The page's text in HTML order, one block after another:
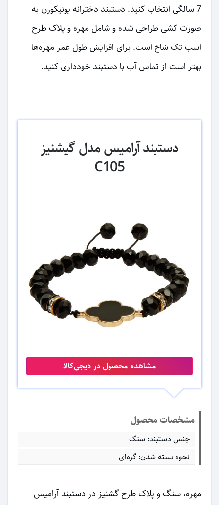
7 سالگی انتخاب کنید. دستبند دخترانه یونیکورن به
صورت کشی طراحی شده و شامل مهره و پلاک طرح
اسب تک شاخ است. برای افزایش طول عمر مهره‌ها
بهتر است از تماس آب با دستبند خودداری کنید.
دستبند آرامیس مدل گیشنیز
C105
مشاهده محصول در دیجی‌کالا
مشخصات محصول
جنس دستبند: سنگ
نحوه بسته شدن: گره‌ای
مهره، سنگ و پلاک طرح گشنیز در دستبند آرامیس